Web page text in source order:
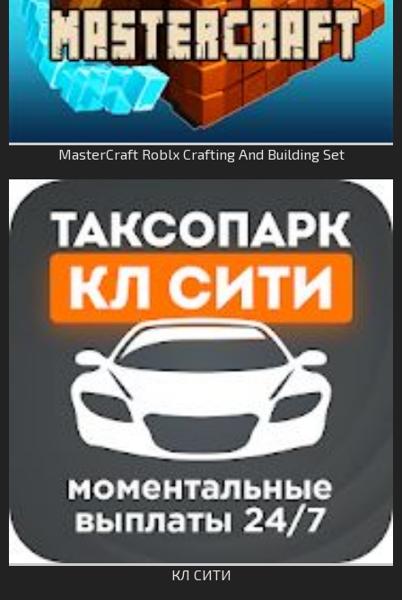
MasterCraft Roblx Crafting And Building Set
КЛ СИТИ